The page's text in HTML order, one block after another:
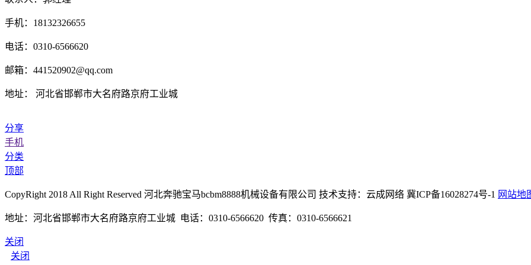
手机：18132326655
电话：0310-6566620
邮箱：441520902@qq.com
地址： 河北省邯郸市大名府路京府工业城
分享
手机
分类
顶部
CopyRight 2018 All Right Reserved 河北奔驰宝马bcbm8888机械设备有限公司 技术支持：云成网络 冀ICP备16028274号-1 网站地
地址：河北省邯郸市大名府路京府工业城 电话：0310-6566620 传真：0310-6566621
关闭
关闭